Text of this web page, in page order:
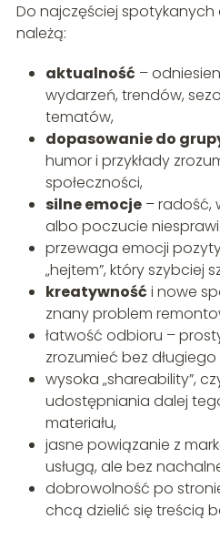
Do najczęściej
należą:
aktualność –
wydarzeń, trendów,
tematów,
dopasowanie do
humor i przykłady
społeczności,
silne emocje– radość,
albo poczucie
przewaga emocji
„hejtem”, który szybciej
kreatywność i nowe
znany problem
łatwość odbioru –
zrozumieć bez
wysoka „shareability”,
udostępniania dalej
materiału,
jasne powiązanie z
usługą, ale bez
dobrowolność po
chcą dzielić się treścią